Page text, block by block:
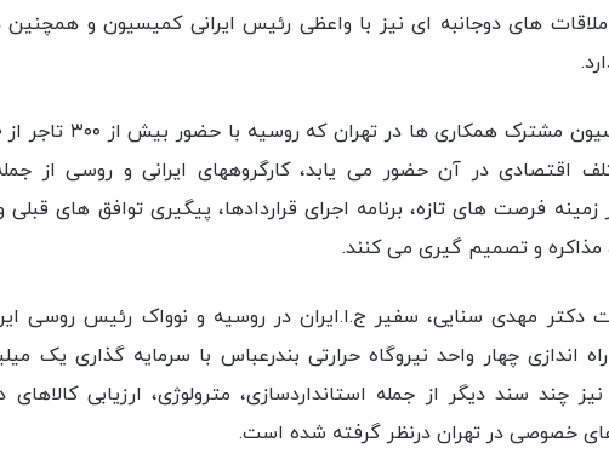
ملاقات های دوجانبه ای نیز با واعظی رئیس ایرانی کمیسیون و همچنین
اقتصادی در آن حضور می یابد، کارگروههای ایرانی و روسی از
زمینه فرصت های تازه، برنامه اجرای قراردادها، پیگیری توافق های
مذاکره و تصمیم گیری می کنند.
دکتر مهدی سنایی، سفیر ج.ا.ایران در روسیه و نوواک رئیس روسی
چند سند دیگر از جمله استانداردسازی، مترولوژی، ارزیابی
خصوصی در تهران درنظر گرفته شده است.